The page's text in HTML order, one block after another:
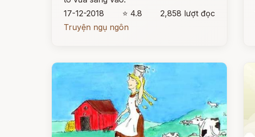
17-12-2018
⭐ 4.8
2,858 lượt đọc
Truyện ngụ ngôn